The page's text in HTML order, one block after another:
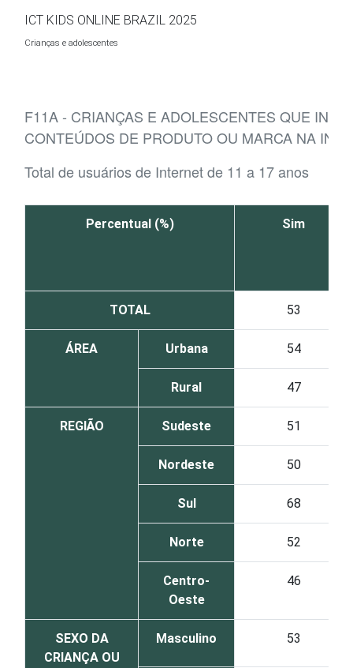
ICT KIDS ONLINE BRAZIL 2025
Crianças e adolescentes
F11A - CRIANÇAS E ADOLESCENTES QUE
CONTEÚDOS DE PRODUTO OU MARCA NA
Total de usuários de Internet de 11 a 17 anos
Percentual (%) Sim
TOTAL 53
ÁREA Urbana 54
Rural 47
REGIÃO Sudeste 51
Nordeste 50
Sul 68
Norte 52
Centro-
Oeste
46
SEXO DA
CRIANÇA OU
Masculino 53